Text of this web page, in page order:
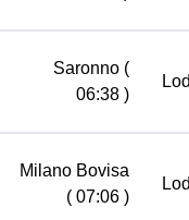
Saronno (
06:38 )
Milano Bovisa
( 07:06 )